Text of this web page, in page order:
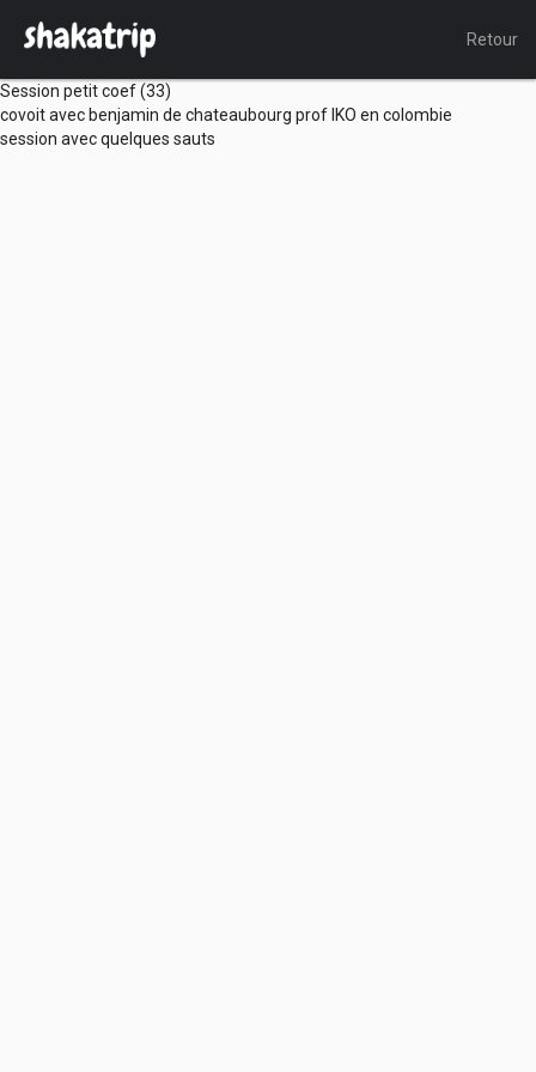
Retour
Session petit coef (33)
covoit avec benjamin de chateaubourg prof IKO en colombie
session avec quelques sauts